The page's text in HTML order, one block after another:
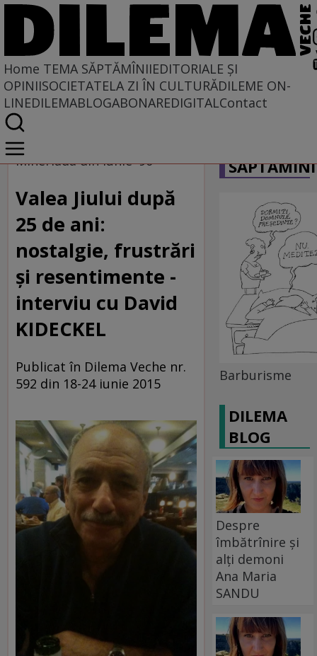
Home TEMA SĂPTĂMÎNIIEDITORIALE ȘI
OPINIISOCIETATELA ZI ÎN CULTURĂDILEME ON-
LINEDILEMABLOGABONAREDIGITALContact
Home
Tema săptămînii
Mineriada din iunie '90
Valea Jiului după
25 de ani:
nostalgie, frustrări
şi resentimente -
interviu cu David
KIDECKEL
Publicat în Dilema Veche nr.
592 din 18-24 iunie 2015
Barburisme
DILEMA
BLOG
Despre
îmbătrînire și
alți demoni
Ana Maria
SANDU